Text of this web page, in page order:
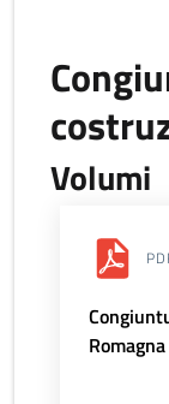
Volumi